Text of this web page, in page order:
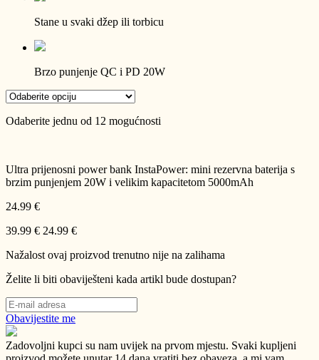
Stane u svaki džep ili torbicu
Brzo punjenje QC i PD 20W
Odaberite jednu od 12 mogućnosti
Ultra prijenosni power bank InstaPower: mini rezervna baterija s
brzim punjenjem 20W i velikim kapacitetom 5000mAh
24.99 €
39.99 € 24.99 €
Nažalost ovaj proizvod trenutno nije na zalihama
Želite li biti obaviješteni kada artikl bude dostupan?
Obavijestite me
Zadovoljni kupci su nam uvijek na prvom mjestu. Svaki kupljeni